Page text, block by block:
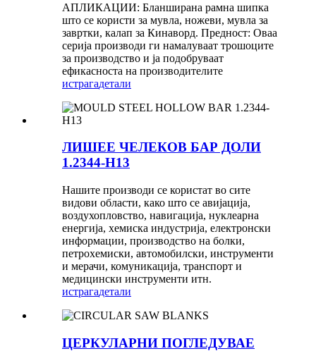
АПЛИКАЦИИ: Бланширана рамна шипка
што се користи за мувла, ножеви, мувла за
завртки, калап за Кинаворд. Предност: Оваа
серија производи ги намалуваат трошоците
за производство и ја подобруваат
ефикасноста на производителите
истрагадетали
ЛИШЕЕ ЧЕЛЕКОВ БАР ДОЛИ
1.2344-H13
Нашите производи се користат во сите
видови области, како што се авијација,
воздухопловство, навигација, нуклеарна
енергија, хемиска индустрија, електронски
информации, производство на болки,
петрохемиски, автомобилски, инструменти
и мерачи, комуникација, транспорт и
медицински инструменти итн.
истрагадетали
ЦЕРКУЛАРНИ ПОГЛЕДУВАЕ